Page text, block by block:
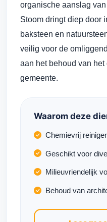
organische aanslag
Stoom dringt diep door
baksteen en
veilig voor de
aan het behoud van
gemeente.
Waarom deze
Chemievrij
Geschikt voor
Milieuvriendelijk
Behoud van